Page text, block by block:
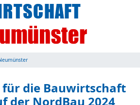
die Bauwirtschaft
der NordBau 2024